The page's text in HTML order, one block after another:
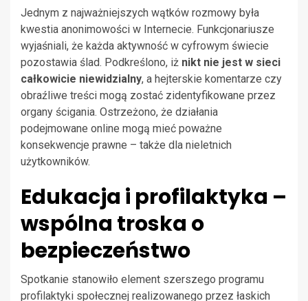
Jednym z najważniejszych wątków rozmowy była
kwestia anonimowości w Internecie. Funkcjonariusze
wyjaśniali, że każda aktywność w cyfrowym świecie
pozostawia ślad. Podkreślono, iż nikt nie jest w sieci
całkowicie niewidzialny, a hejterskie komentarze czy
obraźliwe treści mogą zostać zidentyfikowane przez
organy ścigania. Ostrzeżono, że działania
podejmowane online mogą mieć poważne
konsekwencje prawne – także dla nieletnich
użytkowników.
Edukacja i profilaktyka –
wspólna troska o
bezpieczeństwo
Spotkanie stanowiło element szerszego programu
profilaktyki społecznej realizowanego przez łaskich